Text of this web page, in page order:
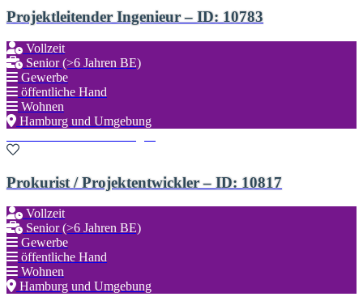
Projektleitender Ingenieur – ID: 10783
Vollzeit
Senior (>6 Jahren BE)
Gewerbe
öffentliche Hand
Wohnen
Hamburg und Umgebung
Prokurist / Projektentwickler – ID: 10817
Vollzeit
Senior (>6 Jahren BE)
Gewerbe
öffentliche Hand
Wohnen
Hamburg und Umgebung